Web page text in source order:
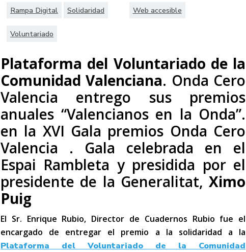
Rampa Digital Solidaridad
Voluntariado
Web accesible
Plataforma del Voluntariado de la
Comunidad Valenciana. Onda Cero
Valencia entrego sus premios
anuales “Valencianos en la Onda”.
en la XVI Gala premios Onda Cero
Valencia . Gala celebrada en el
Espai Rambleta y presidida por el
presidente de la Generalitat, Ximo
Puig
El Sr. Enrique Rubio, Director de Cuadernos Rubio fue el
encargado de entregar el premio a la solidaridad a la
Plataforma del Voluntariado de la Comunidad